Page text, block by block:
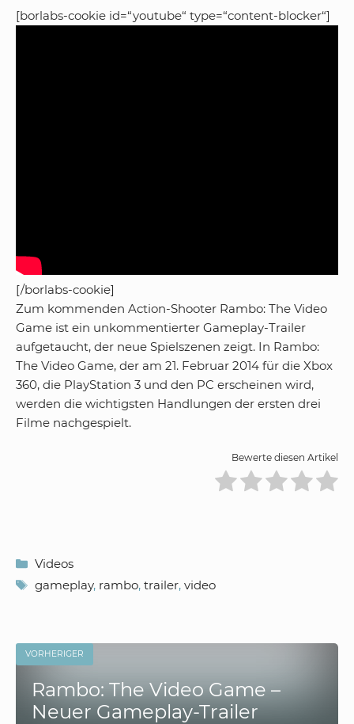
[borlabs-cookie id=“youtube“ type=“content-blocker“]
[/borlabs-cookie]
Zum kommenden Action-Shooter Rambo: The Video
Game ist ein unkommentierter Gameplay-Trailer
aufgetaucht, der neue Spielszenen zeigt. In Rambo:
The Video Game, der am 21. Februar 2014 für die Xbox
360, die PlayStation 3 und den PC erscheinen wird,
werden die wichtigsten Handlungen der ersten drei
Filme nachgespielt.
Bewerte diesen Artikel
Kategorien
Videos
Schlagwörter
gameplay, rambo, trailer, video
VORHERIGER
Rambo: The Video Game –
Neuer Gameplay-Trailer